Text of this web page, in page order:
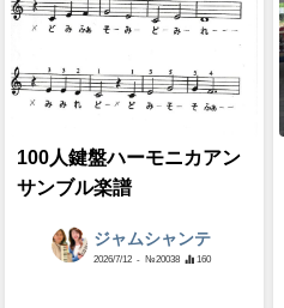
100人鍵盤ハーモニカアン
サンブル楽譜
ジャムシャンテ
2026/7/12 - №20038 160